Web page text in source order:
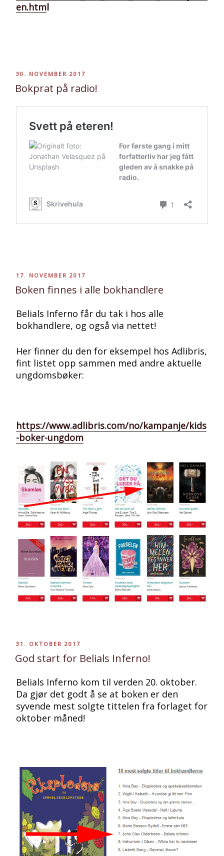
en.html
PUBLISERT
30. NOVEMBER 2017
Bokprat på radio!
PUBLISERT
17. NOVEMBER 2017
Boken finnes i alle bokhandlere
Belials Inferno får du tak i hos alle
bokhandlere, og også via nettet!
Her finner du den for eksempel hos Adlibris,
fint listet opp sammen med andre aktuelle
ungdomsbøker:
https://www.adlibris.com/no/kampanje/kids
-boker-ungdom
PUBLISERT
31. OKTOBER 2017
God start for Belials Inferno!
Belials Inferno kom til verden 20. oktober.
Da gjør det godt å se at boken er den
syvende mest solgte tittelen fra forlaget for
oktober måned!